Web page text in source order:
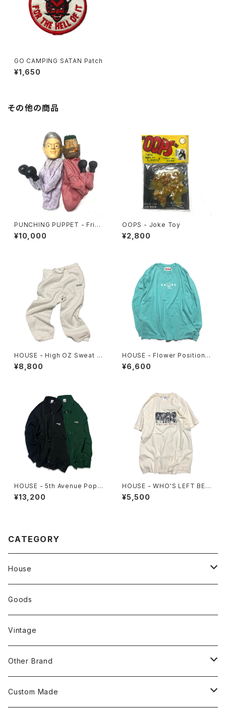
GO CAMPING SATAN Patch
¥1,650
その他の商品
PUNCHING PUPPET - Frien
ds Set
¥10,000
OOPS - Joke Toy
¥2,800
HOUSE - High OZ Sweat P
ants
¥8,800
HOUSE - Flower Position L
ongsleeve. Mint
¥6,600
HOUSE - 5th Avenue Popli
n Jacket
¥13,200
HOUSE - WHO'S LEFT BEH
IND? Tee
¥5,500
CATEGORY
House
Tops
Tanktop
S/S Shirts
Head Wear
Pants
Goods
Vintage
Other Brand
Tops
Custom Made